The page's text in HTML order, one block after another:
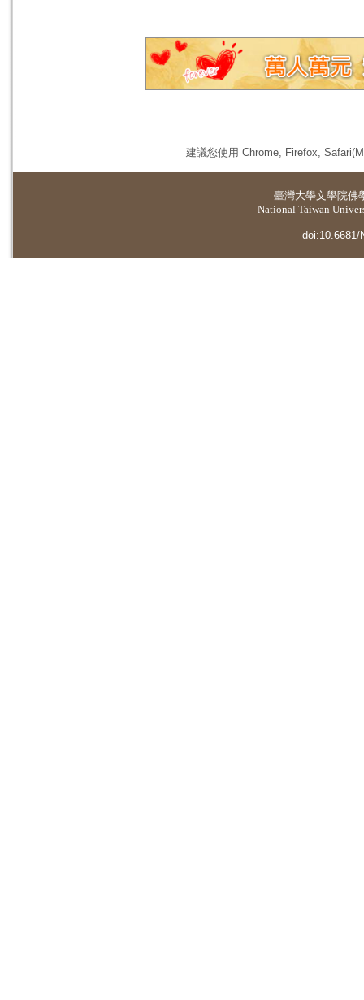
建議您使用 Chrome, Firefox,
臺灣大學文學院佛
National Taiwan
doi:10.6681/